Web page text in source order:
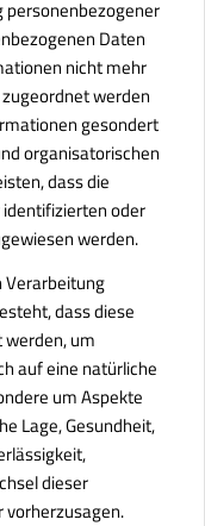
personenbezogener
Daten
nicht mehr
werden
gesondert
organisatorischen
dass die
oder
werden.
Verarbeitung
dass diese
um
auf eine natürliche
um Aspekte
Lage, Gesundheit,
dieser
vorherzusagen.